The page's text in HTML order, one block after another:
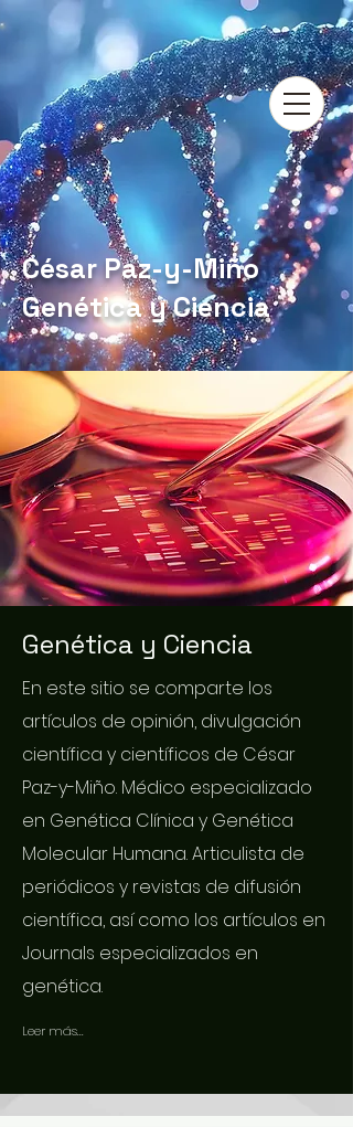
César Paz-y-Miño
Genética y Ciencia
Genética y Ciencia
En este sitio se comparte los
artículos de opinión, divulgación
científica y científicos de César
Paz-y-Miño. Médico especializado
en Genética Clínica y Genética
Molecular Humana. Articulista de
periódicos y revistas de difusión
científica, así como los artículos en
Journals especializados en
genética.
Leer más...